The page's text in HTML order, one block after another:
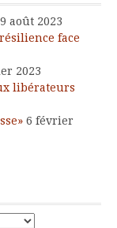
août 2023
face
2023
libérateurs
6 février